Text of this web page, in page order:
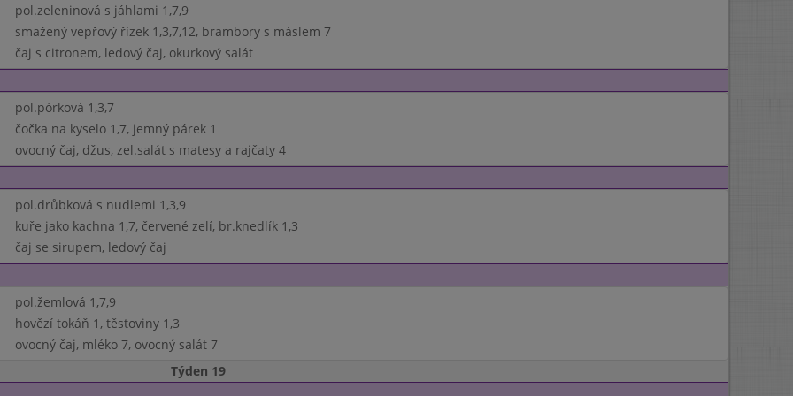
pol.zeleninová s jáhlami 1,7,9
smažený vepřový řízek 1,3,7,12, brambory s máslem 7
čaj s citronem, ledový čaj, okurkový salát
pol.pórková 1,3,7
čočka na kyselo 1,7, jemný párek 1
ovocný čaj, džus, zel.salát s matesy a rajčaty 4
pol.drůbková s nudlemi 1,3,9
kuře jako kachna 1,7, červené zelí, br.knedlík 1,3
čaj se sirupem, ledový čaj
pol.žemlová 1,7,9
hovězí tokáň 1, těstoviny 1,3
ovocný čaj, mléko 7, ovocný salát 7
Týden 19